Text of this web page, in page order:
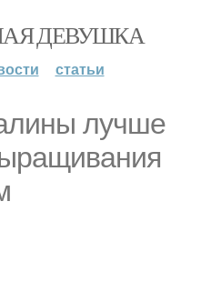
ДЕВУШКА
статьи
лучше